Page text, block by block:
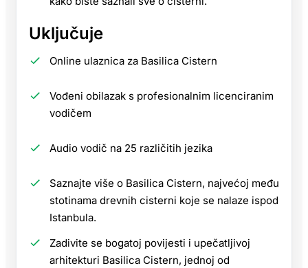
Uključuje
Online ulaznica za Basilica Cistern
Vođeni obilazak s profesionalnim licenciranim
vodičem
Audio vodič na 25 različitih jezika
Saznajte više o Basilica Cistern, najvećoj među
stotinama drevnih cisterni koje se nalaze ispod
Istanbula.
Zadivite se bogatoj povijesti i upečatljivoj
arhitekturi Basilica Cistern, jednoj od